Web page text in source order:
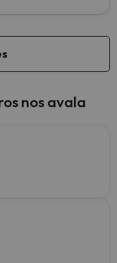
nos avala